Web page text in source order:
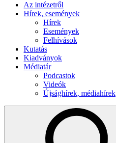
Az intézetről
Hírek, események
Hírek
Események
Felhívások
Kutatás
Kiadványok
Médiatár
Podcastok
Videók
Újsághírek, médiahírek